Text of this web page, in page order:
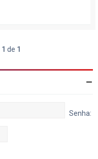
1 de 1
Senha: